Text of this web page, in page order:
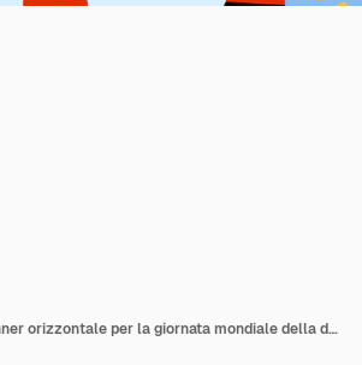
Modello di banner orizzontale per la giornata mondiale della donazione di organi piatto con l'uomo che raggiunge gli organi